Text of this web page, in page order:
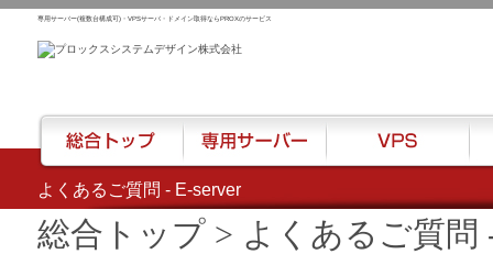
よくあるご質問 - E-server
専用サーバー(複数台構成可)・VPSサーバ・ドメイン取得ならPROXのサービス
総合トップ> よくあるご質問
総合トップ 専用サーバー VPS ハ